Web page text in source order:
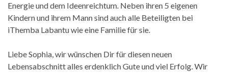
Energie und dem Ideenreichtum. Neben ihren 5 eigenen
Kindern und ihrem Mann sind auch alle Beteiligten bei
iThemba Labantu wie eine Familie für sie.
Liebe Sophia, wir wünschen Dir für diesen neuen
Lebensabschnitt alles erdenklich Gute und viel Erfolg. Wir